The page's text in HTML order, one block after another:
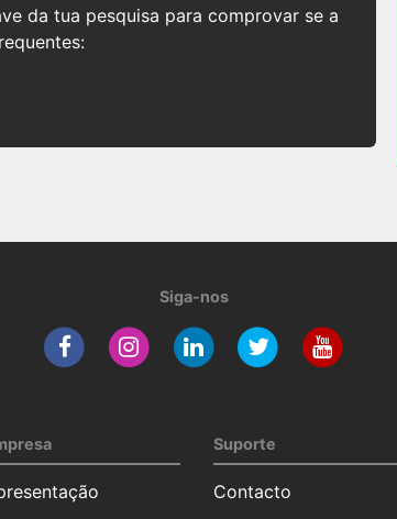
da tua pesquisa para comprovar se a
Siga-nos
Suporte
Contacto